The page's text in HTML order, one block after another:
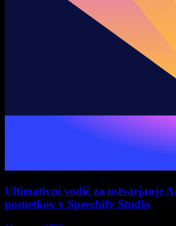
Ultimativni vodič za ustvarjanje
posnetkov v Speechify Studio